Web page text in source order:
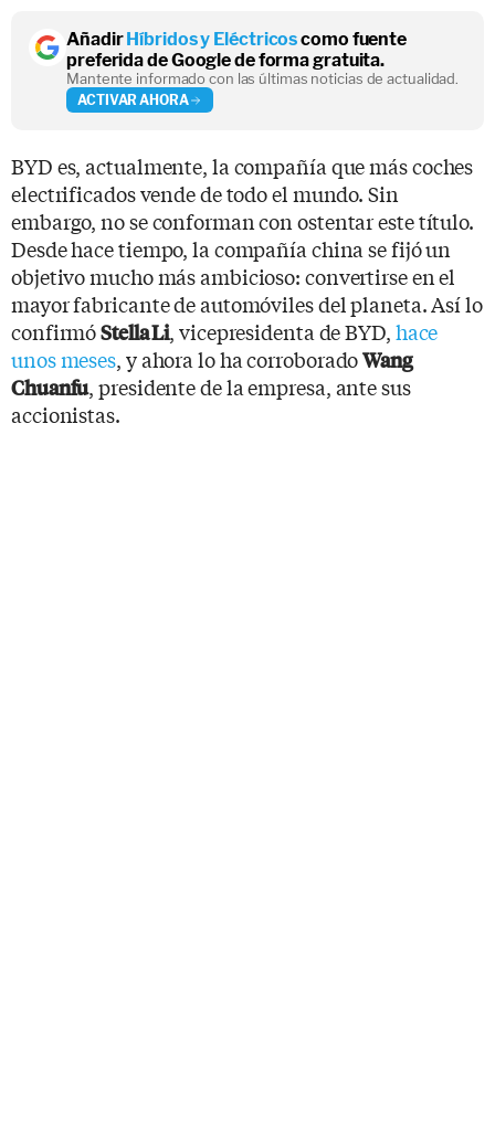
AñadirHíbridos y Eléctricoscomo fuente
preferida de Google de forma gratuita.
Mantente informado con las últimas noticias de actualidad.
ACTIVAR AHORA
BYD es, actualmente, la compañía que más coches
electrificados vende de todo el mundo. Sin
embargo, no se conforman con ostentar este título.
Desde hace tiempo, la compañía china se fijó un
objetivo mucho más ambicioso: convertirse en el
mayor fabricante de automóviles del planeta. Así lo
confirmóStella Li, vicepresidenta de BYD,hace
unos meses, y ahora lo ha corroboradoWang
Chuanfu, presidente de la empresa, ante sus
accionistas.